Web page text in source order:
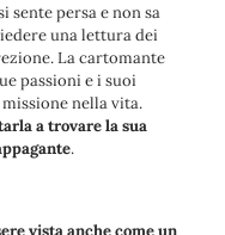
sente persa e non sa
una lettura dei
La cartomante
passioni e i suoi
nella vita.
a trovare la sua
.
vista anche come un